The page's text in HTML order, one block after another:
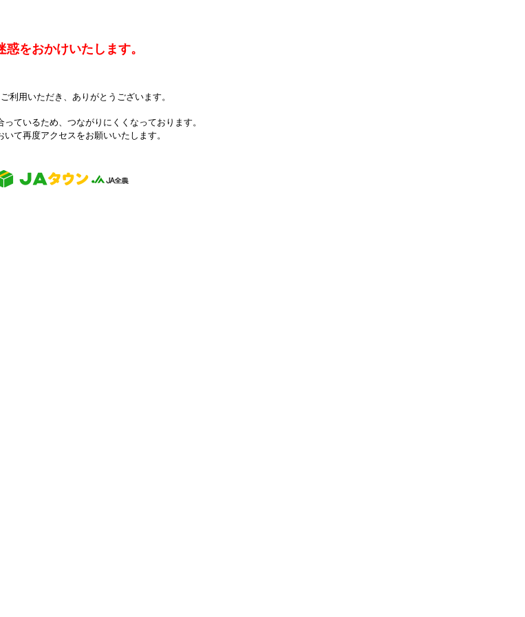
惑をおかけいたします。
利用いただき、ありがとうございます。
っているため、つながりにくくなっております。
いて再度アクセスをお願いいたします。